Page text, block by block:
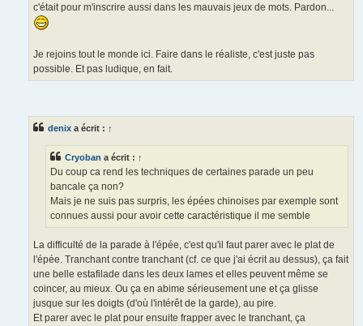
c'était pour m'inscrire aussi dans les mauvais jeux de mots. Pardon...
Je rejoins tout le monde ici. Faire dans le réaliste, c'est juste pas
possible. Et pas ludique, en fait.
denix a écrit : ↑
Cryoban a écrit : ↑
Du coup ca rend les techniques de certaines parade un peu
bancale ça non?
Mais je ne suis pas surpris, les épées chinoises par exemple sont
connues aussi pour avoir cette caractéristique il me semble
La difficulté de la parade à l'épée, c'est qu'il faut parer avec le plat de
l'épée. Tranchant contre tranchant (cf. ce que j'ai écrit au dessus), ça fait
une belle estafilade dans les deux lames et elles peuvent même se
coincer, au mieux. Ou ça en abime sérieusement une et ça glisse
jusque sur les doigts (d'où l'intérêt de la garde), au pire.
Et parer avec le plat pour ensuite frapper avec le tranchant, ça